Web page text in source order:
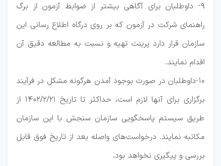
۹- داوطلبان برای آگاهی بیشتر از ضوابط آزمون از برگ
راهنمای شرکت در آزمون که بر روی درگاه اطلاع رسانی این
سازمان قرار دارد پرینت تهیه و نسبت به مطالعه دقیق آن
اقدام نمایند.
10-داوطلبان در صورت بوجود آمدن هرگونه مشکل در فرآیند
برگزاری برای آنها لازم است، حداکثر تا تاریخ ۱۴۰۲/۲/۲۱ از
طریق سیستم پاسخگویی سازمان سنجش با این سازمان
مکاتبه نمایند. درخواست‌های واصله بعد از تاریخ فوق قابل
بررسی و پیگیری نخواهد بود.